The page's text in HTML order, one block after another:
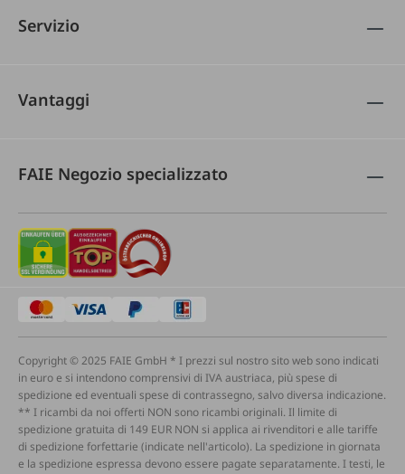
Servizio
Vantaggi
FAIE Negozio specializzato
Copyright © 2025 FAIE GmbH * I prezzi sul nostro sito web sono indicati
in euro e si intendono comprensivi di IVA austriaca, più spese di
spedizione ed eventuali spese di contrassegno, salvo diversa indicazione.
** I ricambi da noi offerti NON sono ricambi originali. Il limite di
spedizione gratuita di 149 EUR NON si applica ai rivenditori e alle tariffe
di spedizione forfettarie (indicate nell'articolo). La spedizione in giornata
e la spedizione espressa devono essere pagate separatamente. I testi, le